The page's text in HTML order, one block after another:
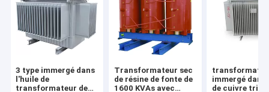
3 type immergé dans
l'huile de
transformateur de
Transformateur sec
de résine de fonte de
1600 KVAs avec
immergé dans
de cuivre